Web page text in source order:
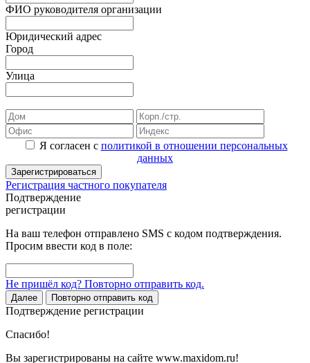
ФИО руководителя организации
Юридический адрес
Город
Улица
Я согласен с политикой в отношении персональных
данных
Зарегистрироваться
Регистрация частного покупателя
Подтверждение
регистрации
На ваш телефон отправлено SMS с кодом подтверждения.
Просим ввести код в поле:
Не пришёл код? Повторно отправить код.
Далее Повторно отправить код
Подтверждение регистрации
Спасибо!
Вы зарегистрированы на сайте www.maxidom.ru!